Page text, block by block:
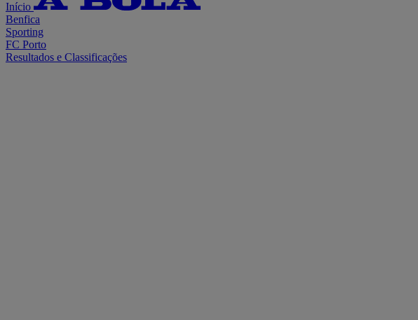
Início
Benfica
Sporting
FC Porto
Resultados e Classificações